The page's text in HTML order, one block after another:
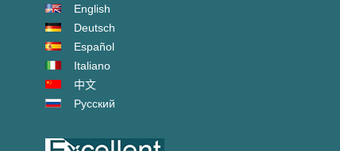
English
Deutsch
Español
Italiano
中文
Русский